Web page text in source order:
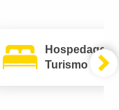
Hospedagem
Turismo